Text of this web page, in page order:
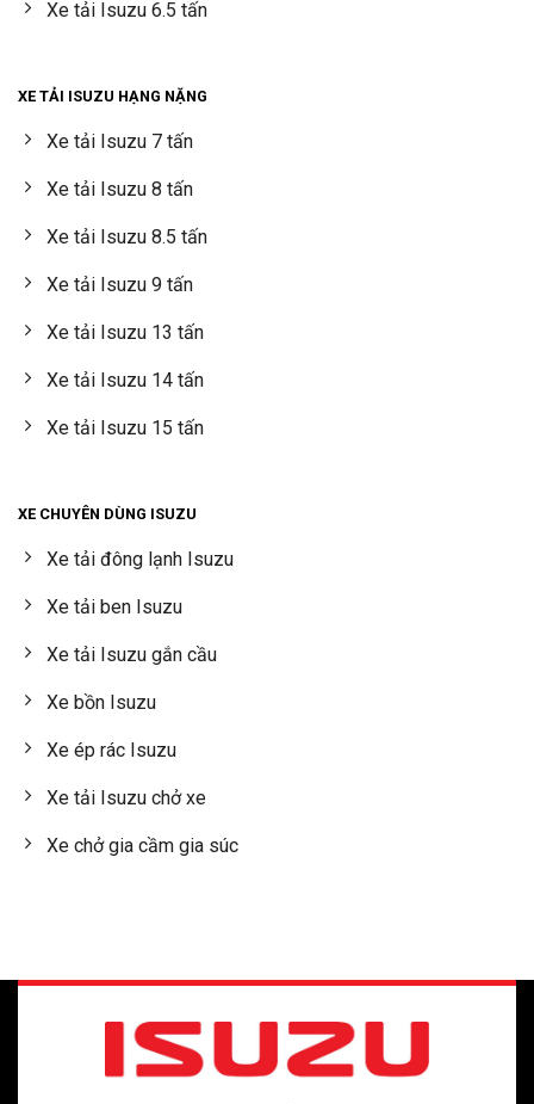
Xe tải Isuzu 6.5 tấn
XE TẢI ISUZU HẠNG NẶNG
Xe tải Isuzu 7 tấn
Xe tải Isuzu 8 tấn
Xe tải Isuzu 8.5 tấn
Xe tải Isuzu 9 tấn
Xe tải Isuzu 13 tấn
Xe tải Isuzu 14 tấn
Xe tải Isuzu 15 tấn
XE CHUYÊN DÙNG ISUZU
Xe tải đông lạnh Isuzu
Xe tải ben Isuzu
Xe tải Isuzu gắn cầu
Xe bồn Isuzu
Xe ép rác Isuzu
Xe tải Isuzu chở xe
Xe chở gia cầm gia súc